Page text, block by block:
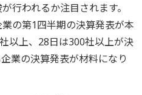
行われるか注目されます。
の第1四半期の決算発表が本
以上、28日は300社以上が決
業の決算発表が材料になり